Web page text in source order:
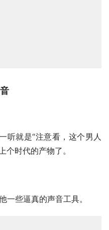
听就是“注意看，这个男人
个时代的产物了。
一些逼真的声音工具。